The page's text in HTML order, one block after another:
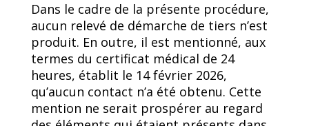
Dans le cadre de la présente procédure,
aucun relevé de démarche de tiers n’est
produit. En outre, il est mentionné, aux
termes du certificat médical de 24
heures, établit le 14 février 2026,
qu’aucun contact n’a été obtenu. Cette
mention ne serait prospérer au regard